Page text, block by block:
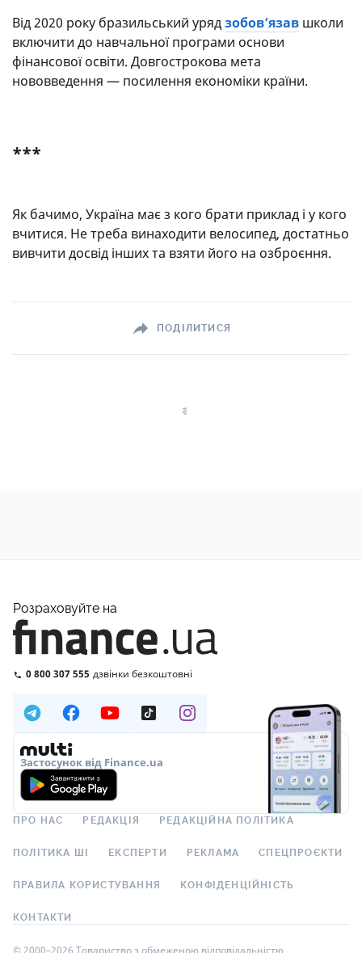
Від 2020 року бразильський урядзобов’язав школи
включити до навчальної програми основи
фінансової освіти. Довгострокова мета
нововведення — посилення економіки країни.
***
Як бачимо, Україна має з кого брати приклад і у кого
вчитися. Не треба винаходити велосипед, достатньо
вивчити досвід інших та взяти його на озброєння.
ПОДІЛИТИСЯ
Розраховуйте на
0 800 307 555 дзвінки безкоштовні
Застосунок від Finance.ua
ПРО НАС РЕДАКЦІЯ РЕДАКЦІЙНА ПОЛІТИКА
ПОЛІТИКА ШІ ЕКСПЕРТИ РЕКЛАМА СПЕЦПРОЄКТИ
ПРАВИЛА КОРИСТУВАННЯ КОНФІДЕНЦІЙНІСТЬ
КОНТАКТИ
© 2000–2026 Товариство з обмеженою відповідальністю